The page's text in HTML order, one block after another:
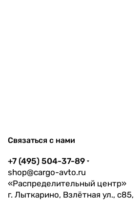
Связаться с нами
+7 (495) 504-37-89
shop@cargo-avto.ru
«Распределительный центр»
г. Лыткарино, Взлётная ул., с85,